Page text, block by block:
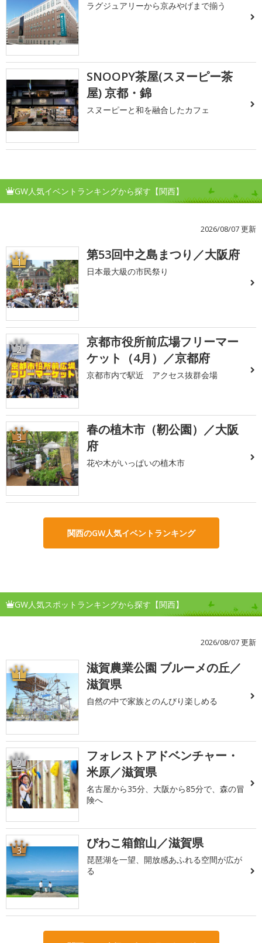
ラグジュアリーから京みやげまで揃う
SNOOPY茶屋(スヌーピー茶
屋) 京都・錦
スヌーピーと和を融合したカフェ
GW人気イベントランキングから探す【関西】
2026/08/07 更新
1 第53回中之島まつり／大阪府
日本最大級の市民祭り
2
京都市役所前広場フリーマー
ケット（4月）／京都府
京都市内で駅近 アクセス抜群会場
3
春の植木市（靭公園）／大阪
府
花や木がいっぱいの植木市
関西のGW人気イベントランキング
GW人気スポットランキングから探す【関西】
2026/08/07 更新
1
滋賀農業公園 ブルーメの丘／
滋賀県
自然の中で家族とのんびり楽しめる
2
フォレストアドベンチャー・
米原／滋賀県
名古屋から35分、大阪から85分で、森の冒
険へ
3 びわこ箱館山／滋賀県
琵琶湖を一望、開放感あふれる空間が広が
る